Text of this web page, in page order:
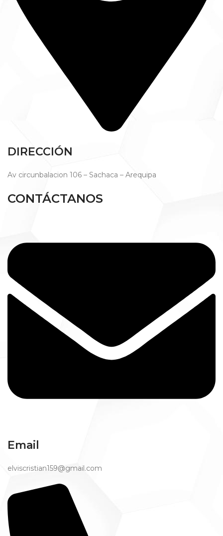
DIRECCIÓN
Av circunbalacion 106 – Sachaca – Arequipa
CONTÁCTANOS
Email
elviscristian159@gmail.com